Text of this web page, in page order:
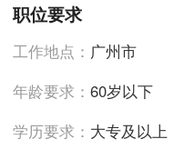
职位要求
工作地点： 广州市
年龄要求：60岁以下
学历要求： 大专及以上